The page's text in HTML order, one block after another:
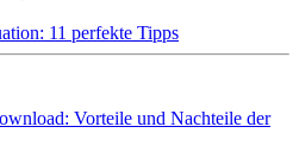
11 perfekte Tipps
Vorteile und Nachteile der